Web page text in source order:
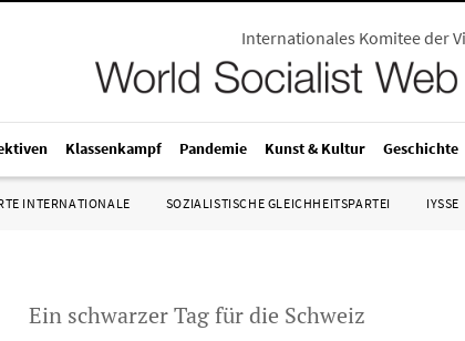
Internationales Komitee der
Klassenkampf Pandemie Kunst & Kultur Geschichte
INTERNATIONALE SOZIALISTISCHE GLEICHHEITSPARTEI IYSSE
Ein schwarzer Tag für die Schweiz